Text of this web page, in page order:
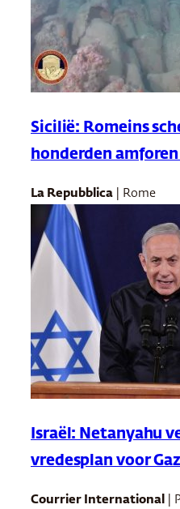
Sicilië: Romeins
honderden
La Repubblica | Rome
Israël: Netanyahu
vredesplan voor
Courrier International |